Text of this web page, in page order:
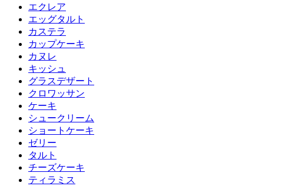
エクレア
エッグタルト
カステラ
カップケーキ
カヌレ
キッシュ
グラスデザート
クロワッサン
ケーキ
シュークリーム
ショートケーキ
ゼリー
タルト
チーズケーキ
ティラミス